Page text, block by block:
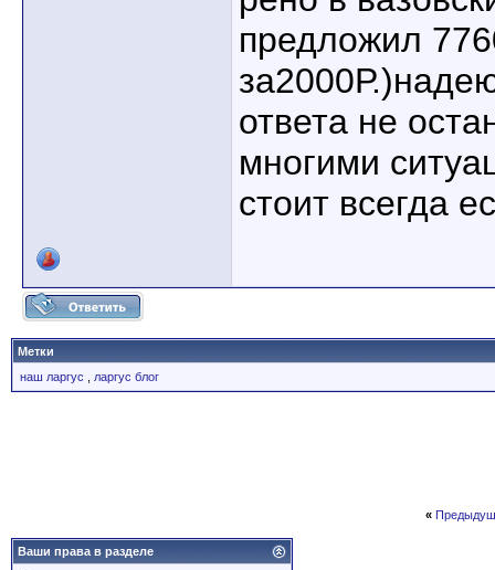
предложил
ответа не
многими
стоит всегда
Метки
наш ларгус
ларгус блог
«
Ваши права в разделе